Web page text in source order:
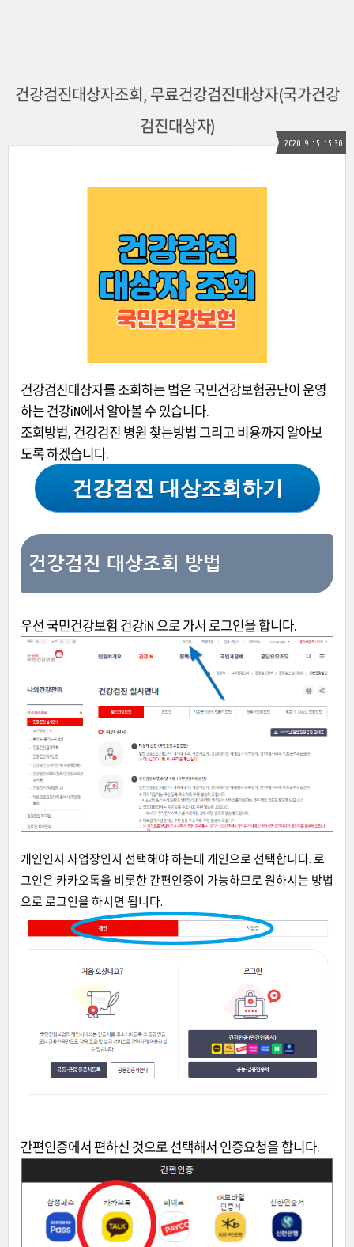
건강검진대상자조회, 무료건강검진대상자(국가건강
검진대상자)
2020. 9. 15. 15:30
건강검진대상자를 조회하는 법은 국민건강보험공단이 운영
하는 건강iN에서 알아볼 수 있습니다.
조회방법, 건강검진 병원 찾는방법 그리고 비용까지 알아보
도록 하겠습니다.
건강검진 대상조회하기
건강검진 대상조회 방법
우선 국민건강보험 건강iN 으로 가서 로그인을 합니다.
개인인지 사업장인지 선택해야 하는데 개인으로 선택합니다. 로
그인은 카카오톡을 비롯한 간편인증이 가능하므로 원하시는 방법
으로 로그인을 하시면 됩니다.
간편인증에서 편하신 것으로 선택해서 인증요청을 합니다.